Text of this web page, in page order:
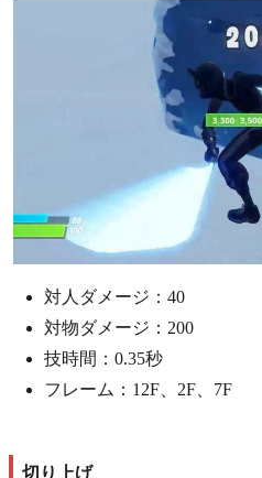
対人ダメージ：40
対物ダメージ：200
技時間：0.35秒
フレーム：12F、2F、7F
切り上げ